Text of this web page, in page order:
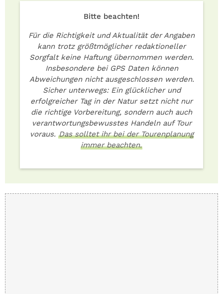
Bitte beachten!
Für die Richtigkeit und Aktualität der Angaben
kann trotz größtmöglicher redaktioneller
Sorgfalt keine Haftung übernommen werden.
Insbesondere bei GPS Daten können
Abweichungen nicht ausgeschlossen werden.
Sicher unterwegs: Ein glücklicher und
erfolgreicher Tag in der Natur setzt nicht nur
die richtige Vorbereitung, sondern auch auch
verantwortungsbewusstes Handeln auf Tour
voraus. Das solltet ihr bei der Tourenplanung
immer beachten.